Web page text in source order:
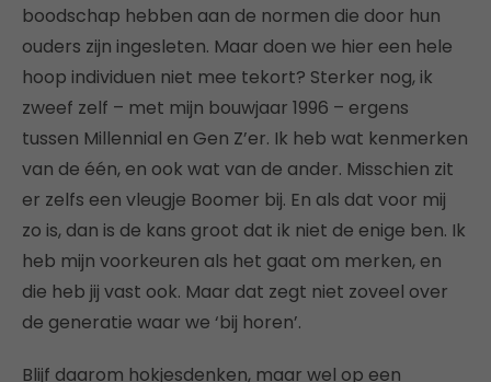
boodschap hebben aan de normen die door hun
ouders zijn ingesleten. Maar doen we hier een hele
hoop individuen niet mee tekort? Sterker nog, ik
zweef zelf – met mijn bouwjaar 1996 – ergens
tussen Millennial en Gen Z’er. Ik heb wat kenmerken
van de één, en ook wat van de ander. Misschien zit
er zelfs een vleugje Boomer bij. En als dat voor mij
zo is, dan is de kans groot dat ik niet de enige ben. Ik
heb mijn voorkeuren als het gaat om merken, en
die heb jij vast ook. Maar dat zegt niet zoveel over
de generatie waar we ‘bij horen’.
Blijf daarom hokjesdenken, maar wel op een